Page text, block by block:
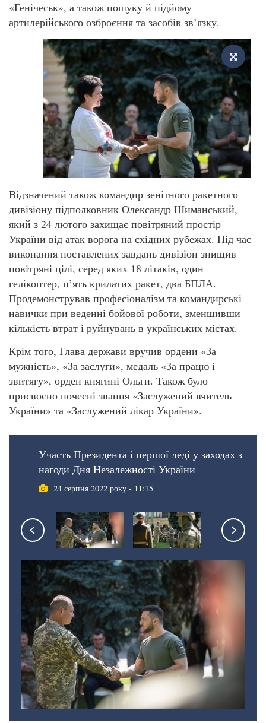
«Генічеськ», а також пошуку й підйому
артилерійського озброєння та засобів зв’язку.
Відзначений також командир зенітного ракетного
дивізіону підполковник Олександр Шиманський,
який з 24 лютого захищає повітряний простір
України від атак ворога на східних рубежах. Під час
виконання поставлених завдань дивізіон знищив
повітряні цілі, серед яких 18 літаків, один
гелікоптер, п’ять крилатих ракет, два БПЛА.
Продемонстрував професіоналізм та командирські
навички при веденні бойової роботи, зменшивши
кількість втрат і руйнувань в українських містах.
Крім того, Глава держави вручив ордени «За
мужність», «За заслуги», медаль «За працю і
звитягу», орден княгині Ольги. Також було
присвоєно почесні звання «Заслужений вчитель
України» та «Заслужений лікар України».
Участь Президента і першої леді у заходах з
нагоди Дня Незалежності України
24 серпня 2022 року - 11:15